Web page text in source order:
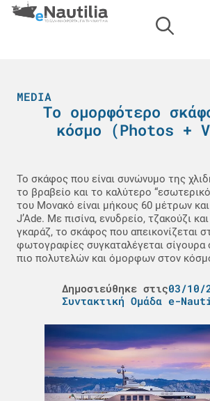
MEDIA
Το ομορφότερο
κόσμο (Photos +
Το σκάφος που είναι συνώνυμο της
το βραβείο και το καλύτερο
του Μονακό είναι μήκους 60 μέτρων
J’Ade. Με πισίνα, ενυδρείο, τζακούζι
γκαράζ, το σκάφος που απεικονίζεται
φωτογραφίες συγκαταλέγεται σίγουρα
πιο πολυτελών και όμορφων στον
Δημοσιεύθηκε στις03/10/
Συντακτική Ομάδα e-